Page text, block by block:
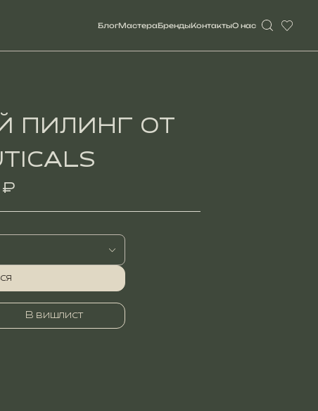
БлогМастерaБрендыКонтактыО нас
ПИЛИНГ ОТ
₽
В вишлист